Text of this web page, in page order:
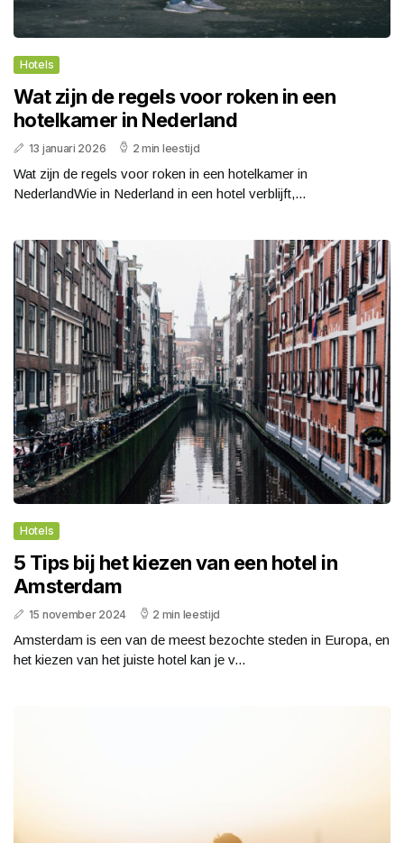
Hotels
Wat zijn de regels voor roken in een
hotelkamer in Nederland
13 januari 2026 2 min leestijd
Wat zijn de regels voor roken in een hotelkamer in
NederlandWie in Nederland in een hotel verblijft,...
Hotels
5 Tips bij het kiezen van een hotel in
Amsterdam
15 november 2024 2 min leestijd
Amsterdam is een van de meest bezochte steden in Europa, en
het kiezen van het juiste hotel kan je v...